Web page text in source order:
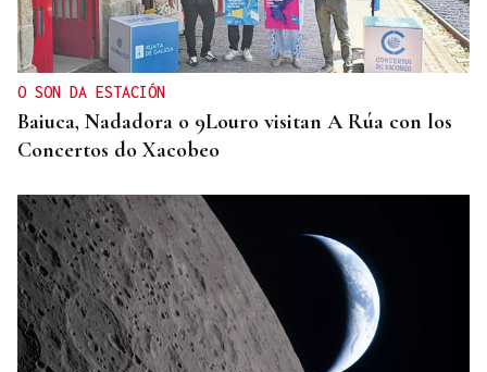
Un guardia civil gallego mata a su expareja,
también agente, en el cuartel de Llanes y muere
tras ser abatido
O SON DA ESTACIÓN
Baiuca, Nadadora o 9Louro visitan A Rúa con los
Concertos do Xacobeo